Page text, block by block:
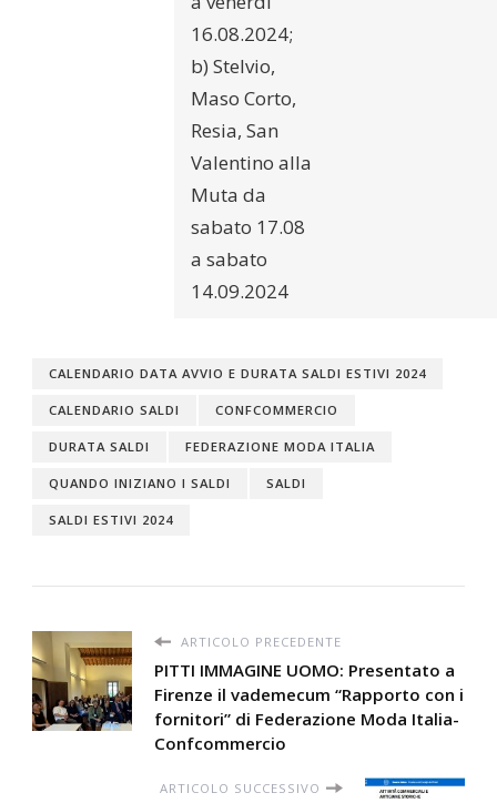
16.08.2024;
b) Stelvio,
Maso Corto,
Resia, San
Valentino alla
Muta da
sabato 17.08
a sabato
14.09.2024
CALENDARIO DATA AVVIO E DURATA SALDI ESTIVI 2024
CALENDARIO SALDI CONFCOMMERCIO
DURATA SALDI FEDERAZIONE MODA ITALIA
QUANDO INIZIANO I SALDI SALDI
SALDI ESTIVI 2024
ARTICOLO PRECEDENTE
PITTI IMMAGINE UOMO: Presentato a
Firenze il vademecum “Rapporto con i
fornitori” di Federazione Moda Italia-
Confcommercio
ARTICOLO SUCCESSIVO